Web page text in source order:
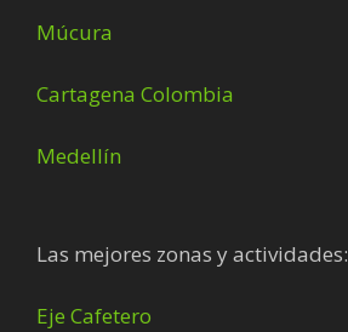
Múcura
Cartagena Colombia
Medellín
Las mejores zonas y actividades:
Eje Cafetero